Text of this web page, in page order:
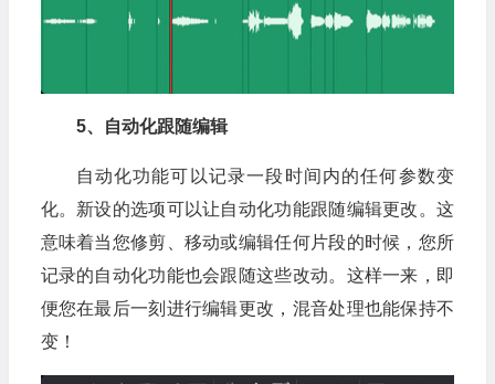
5、自动化跟随编辑
自动化功能可以记录一段时间内的任何参数变
化。新设的选项可以让自动化功能跟随编辑更改。这
意味着当您修剪、移动或编辑任何片段的时候，您所
记录的自动化功能也会跟随这些改动。这样一来，即
便您在最后一刻进行编辑更改，混音处理也能保持不
变！